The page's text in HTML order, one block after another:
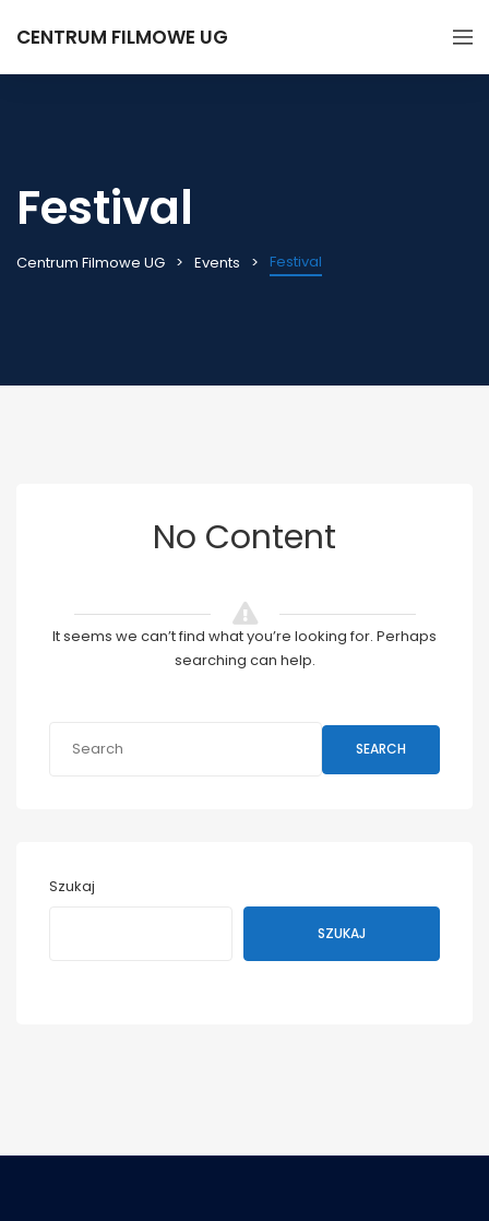
CENTRUM FILMOWE UG
Festival
Centrum Filmowe UG Events Festival
No Content
It seems we can’t find what you’re looking for. Perhaps
searching can help.
SEARCH
Szukaj
SZUKAJ